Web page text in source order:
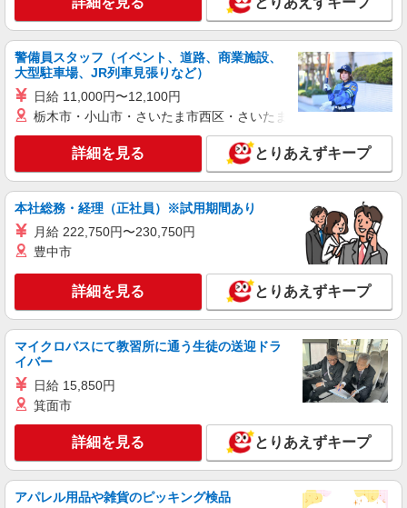
すき家の店舗スタッフ（接客・調理・清掃な
時給1,300円 ※22:00〜翌5:00：時給1,625円 ※
高校生時給1,225円 ※早朝手当（5:00〜9:00）時給
＋150円
神奈川県横浜市港北区新横浜2-6-17
キープ 詳細を見る
アルバイト パート
なか卯 港北樽町店
接客・調理スタッフ（簡単な接客・調理・清
掃・など）
時給1300円 22:00〜翌5:00：時給1625円 高校
生：時給1280円 ■特別手当 特別時給〈5:00-9:00も
深夜時給と同額〉
神奈川県横浜市港北区樽町3-2-30
キープ 詳細を見る
アルバイト パート
壱鵠堂 港北高田店
時給1,563円＋交通費支給 ※研修中も給与の変
動なし
神奈川県横浜市港北区高田西2-22-6
警備員スタッフ（イベント、道路、商業施設、
大型駐車場、JR列車見張りなど）
日給 11,000円〜12,100円
栃木市・小山市・さいたま市西区・さいたま市岩槻区・久喜市・
詳細を見る とりあえずキープ
本社総務・経理（正社員）※試用期間あり
月給 222,750円〜230,750円
豊中市
詳細を見る とりあえずキープ
マイクロバスにて教習所に通う生徒の送迎ドラ
イバー
日給 15,850円
箕面市
詳細を見る とりあえずキープ
アパレル用品や雑貨のピッキング検品